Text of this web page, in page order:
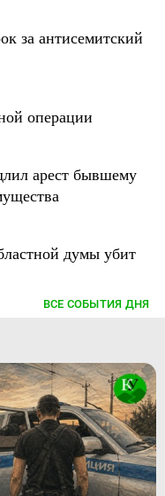
за антисемитский
операции
арест бывшему
думы убит
ВСЕ СОБЫТИЯ ДНЯ